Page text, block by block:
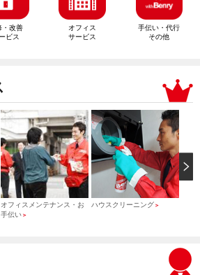
・改善
ビス
オフィス
サービス
手伝い・代行
その他
オフィスメンテナンス・お
手伝い ＞
ハウスクリーニング ＞